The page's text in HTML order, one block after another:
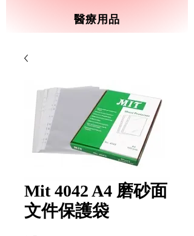
醫療用品
Mit 4042 A4 磨砂面
文件保護袋